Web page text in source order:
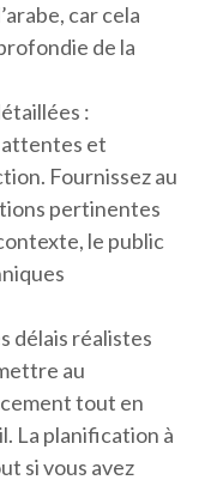
car cela
de la
:
attentes et
Fournissez au
pertinentes
le public
délais réalistes
au
tout en
La planification à
si vous avez